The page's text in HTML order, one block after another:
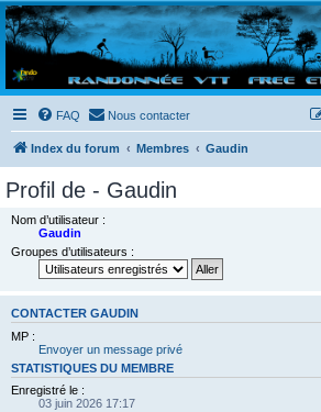
Randovttfree.fr
Bienvenue sur le site des randos vtt et pédestre de
et bonnes randos dans l'Ouest !
FAQ Nous contacter
Index du forum Membres Gaudin
Profil de - Gaudin
Nom d’utilisateur :
Gaudin
Groupes d’utilisateurs :
CONTACTER GAUDIN
MP :
Envoyer un message privé
STATISTIQUES DU MEMBRE
Enregistré le :
03 juin 2026 17:17